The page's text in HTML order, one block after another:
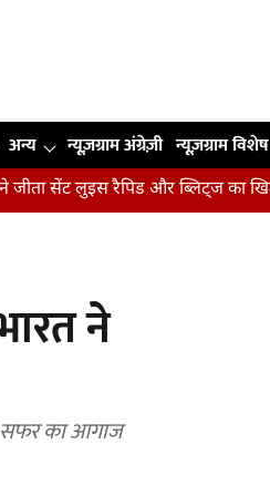
अन्य न्यूज़ग्राम अंग्रेज़ी न्यूज़ग्राम विशेष
सेंट लुइस रैपिड और ब्लिट्ज का खिताब
ने
सफर का आगाज